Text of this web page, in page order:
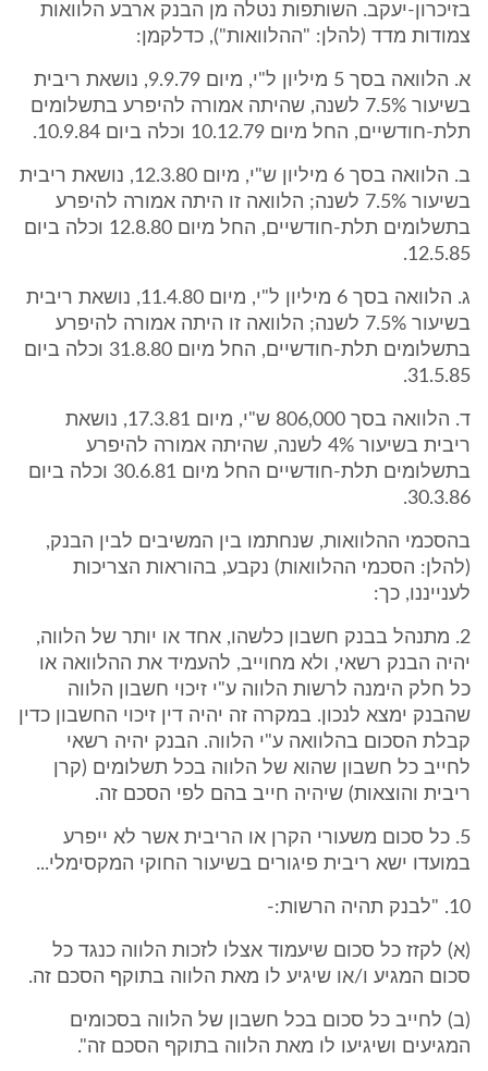
בזיכרון-יעקב. השותפות נטלה מן הבנק ארבע הלוואות
צמודות מדד (להלן: "ההלוואות"), כדלקמן:
א. הלוואה בסך 5 מיליון ל"י, מיום 9.9.79, נושאת ריבית
בשיעור 7.5% לשנה, שהיתה אמורה להיפרע בתשלומים
תלת-חודשיים, החל מיום 10.12.79 וכלה ביום 10.9.84.
ב. הלוואה בסך 6 מיליון ש"י, מיום 12.3.80, נושאת ריבית
בשיעור 7.5% לשנה; הלוואה זו היתה אמורה להיפרע
בתשלומים תלת-חודשיים, החל מיום 12.8.80 וכלה ביום
12.5.85.
ג. הלוואה בסך 6 מיליון ל"י, מיום 11.4.80, נושאת ריבית
בשיעור 7.5% לשנה; הלוואה זו היתה אמורה להיפרע
בתשלומים תלת-חודשיים, החל מיום 31.8.80 וכלה ביום
31.5.85.
ד. הלוואה בסך 806,000 ש"י, מיום 17.3.81, נושאת
ריבית בשיעור 4% לשנה, שהיתה אמורה להיפרע
בתשלומים תלת-חודשיים החל מיום 30.6.81 וכלה ביום
30.3.86.
בהסכמי ההלוואות, שנחתמו בין המשיבים לבין הבנק,
(להלן: הסכמי ההלוואות) נקבע, בהוראות הצריכות
לענייננו, כך:
2. מתנהל בבנק חשבון כלשהו, אחד או יותר של הלווה,
יהיה הבנק רשאי, ולא מחוייב, להעמיד את ההלוואה או
כל חלק הימנה לרשות הלווה ע"י זיכוי חשבון הלווה
שהבנק ימצא לנכון. במקרה זה יהיה דין זיכוי החשבון כדין
קבלת הסכום בהלוואה ע"י הלווה. הבנק יהיה רשאי
לחייב כל חשבון שהוא של הלווה בכל תשלומים (קרן
ריבית והוצאות) שיהיה חייב בהם לפי הסכם זה.
5. כל סכום משעורי הקרן או הריבית אשר לא ייפרע
במועדו ישא ריבית פיגורים בשיעור החוקי המקסימלי...
10. "לבנק תהיה הרשות:-
(א) לקזז כל סכום שיעמוד אצלו לזכות הלווה כנגד כל
סכום המגיע ו/או שיגיע לו מאת הלווה בתוקף הסכם זה.
(ב) לחייב כל סכום בכל חשבון של הלווה בסכומים
המגיעים ושיגיעו לו מאת הלווה בתוקף הסכם זה".